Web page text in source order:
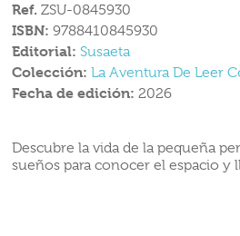
Ref. ZSU-0845930
ISBN: 9788410845930
Editorial: Susaeta
Colección: La Aventura De Leer
Fecha de edición: 2026
Descubre la vida de la pequeña
sueños para conocer el espacio y